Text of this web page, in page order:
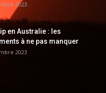
2023
en Australie : les
à ne pas manquer
2023